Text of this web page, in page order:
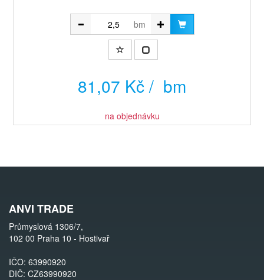
bm
81,07 Kč / bm
na objednávku
ANVI TRADE
Průmyslová 1306/7,
102 00 Praha 10 - Hostivař
IČO: 63990920
DIČ: CZ63990920